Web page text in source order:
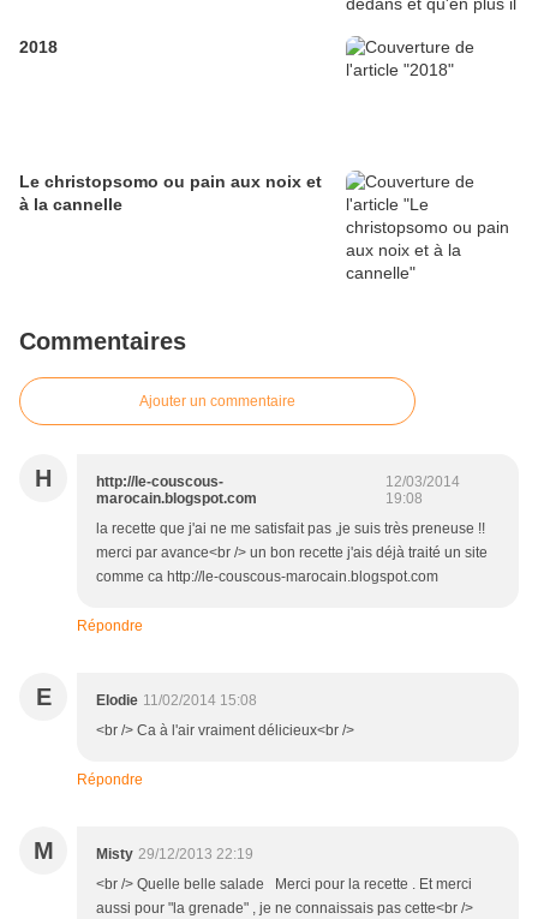
2018
Le christopsomo ou pain aux noix et
à la cannelle
Commentaires
Ajouter un commentaire
H
http://le-couscous-
marocain.blogspot.com
12/03/2014
19:08
la recette que j'ai ne me satisfait pas ,je suis très preneuse !!
merci par avance<br /> un bon recette j'ais déjà traité un site
comme ca http://le-couscous-marocain.blogspot.com
Répondre
E Elodie 11/02/2014 15:08
<br /> Ca à l'air vraiment délicieux<br />
Répondre
M Misty 29/12/2013 22:19
<br /> Quelle belle salade Merci pour la recette . Et merci
aussi pour "la grenade" , je ne connaissais pas cette<br />